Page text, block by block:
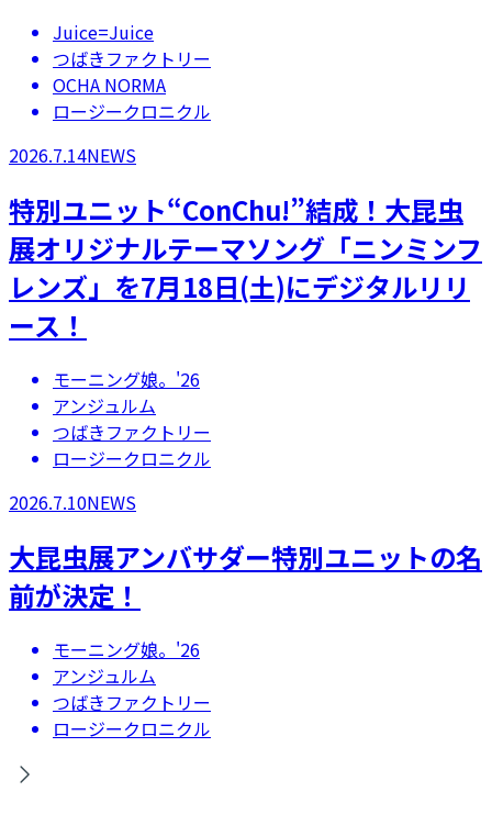
Juice=Juice
つばきファクトリー
OCHA NORMA
ロージークロニクル
2026.7.14NEWS
特別ユニット“ConChu!”結成！大昆虫
展オリジナルテーマソング「ニンミンフ
レンズ」を7月18日(土)にデジタルリリ
ース！
モーニング娘。'26
アンジュルム
つばきファクトリー
ロージークロニクル
2026.7.10NEWS
大昆虫展アンバサダー特別ユニットの名
前が決定！
モーニング娘。'26
アンジュルム
つばきファクトリー
ロージークロニクル